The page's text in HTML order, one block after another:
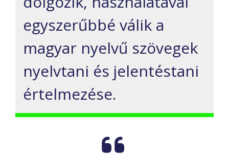
egyszerűbbé válik a
magyar nyelvű szövegek
nyelvtani és jelentéstani
értelmezése.